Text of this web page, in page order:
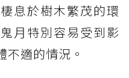
息於樹木繁茂的環
月特別容易受到影
不適的情況。